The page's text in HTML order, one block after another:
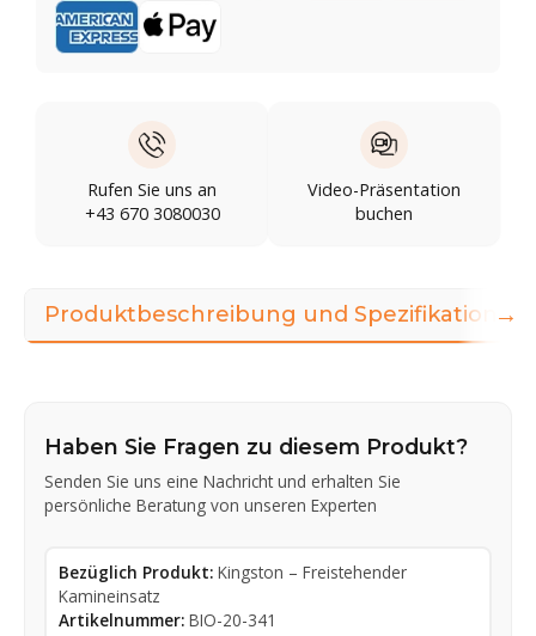
Rufen Sie uns an
+43 670 3080030
Video-Präsentation
buchen
Produktbeschreibung und Spezifikationen
Haben Sie Fragen zu diesem Produkt?
Senden Sie uns eine Nachricht und erhalten Sie
persönliche Beratung von unseren Experten
Bezüglich Produkt: Kingston – Freistehender
Kamineinsatz
Artikelnummer: BIO-20-341
→